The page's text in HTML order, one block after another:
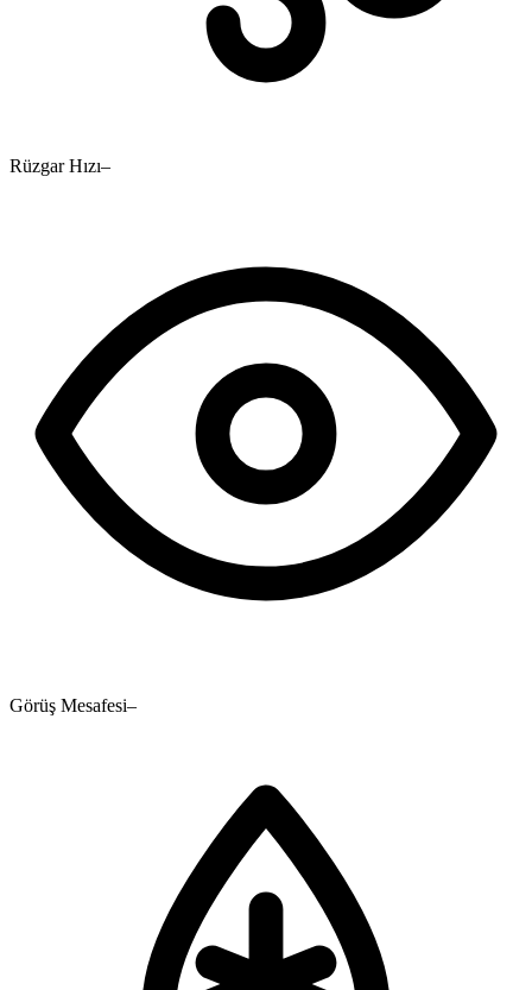
Rüzgar Hızı–
Görüş Mesafesi–